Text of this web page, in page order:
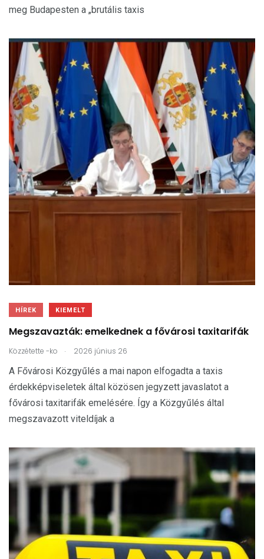
meg Budapesten a „brutális taxis
HÍREK KIEMELT
Megszavazták: emelkednek a fővárosi taxitarifák
Közzétette -ko . 2026 június 26
A Fővárosi Közgyűlés a mai napon elfogadta a taxis
érdekképviseletek által közösen jegyzett javaslatot a
fővárosi taxitarifák emelésére. Így a Közgyűlés által
megszavazott viteldíjak a